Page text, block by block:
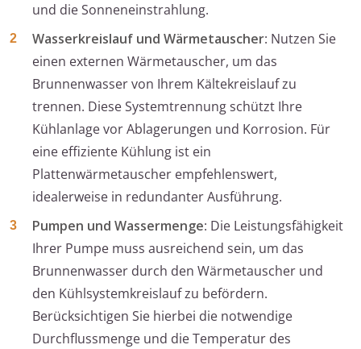
und die Sonneneinstrahlung.
Wasserkreislauf und Wärmetauscher: Nutzen Sie
einen externen Wärmetauscher, um das
Brunnenwasser von Ihrem Kältekreislauf zu
trennen. Diese Systemtrennung schützt Ihre
Kühlanlage vor Ablagerungen und Korrosion. Für
eine effiziente Kühlung ist ein
Plattenwärmetauscher empfehlenswert,
idealerweise in redundanter Ausführung.
Pumpen und Wassermenge: Die Leistungsfähigkeit
Ihrer Pumpe muss ausreichend sein, um das
Brunnenwasser durch den Wärmetauscher und
den Kühlsystemkreislauf zu befördern.
Berücksichtigen Sie hierbei die notwendige
Durchflussmenge und die Temperatur des